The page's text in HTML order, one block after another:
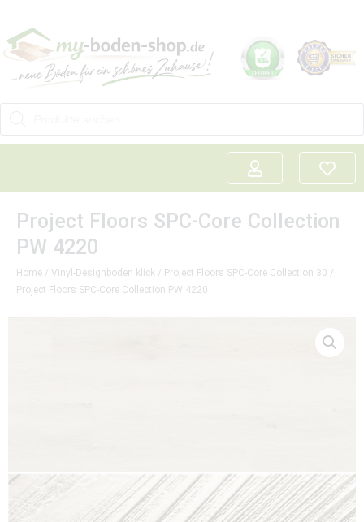
Project Floors SPC-Core Collection
PW 4220
Home / Vinyl-Designboden klick / Project Floors SPC-Core Collection 30 /
Project Floors SPC-Core Collection PW 4220